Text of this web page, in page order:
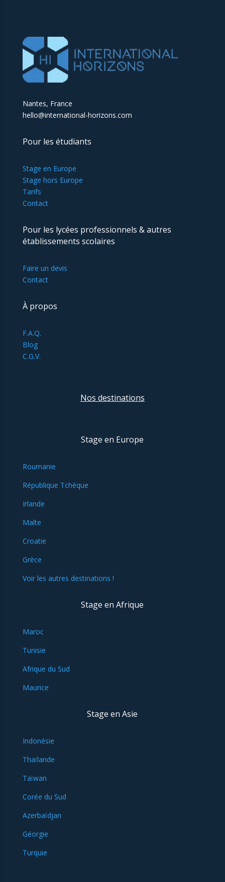
Nantes, France
hello@international-horizons.com
Pour les étudiants
Stage en Europe
Stage hors Europe
Tarifs
Contact
Pour les lycées professionnels & autres
établissements scolaires
Faire un devis
Contact
À propos
F.A.Q.
Blog
C.G.V.
Nos destinations
Stage en Europe
Roumanie
République Tchèque
Irlande
Malte
Croatie
Grèce
Voir les autres destinations !
Stage en Afrique
Maroc
Tunisie
Afrique du Sud
Maurice
Stage en Asie
Indonésie
Thaïlande
Taïwan
Corée du Sud
Azerbaïdjan
Géorgie
Turquie